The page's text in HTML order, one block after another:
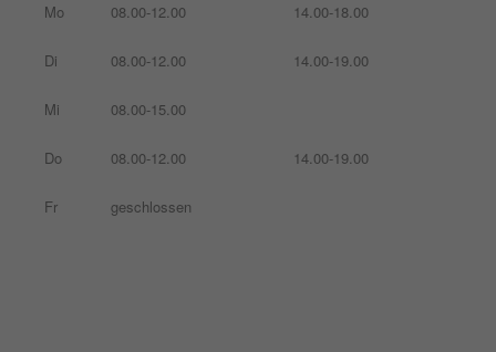
Mo 08.00-12.00 14.00-18.00
Di 08.00-12.00 14.00-19.00
Mi 08.00-15.00
Do 08.00-12.00 14.00-19.00
Fr geschlossen